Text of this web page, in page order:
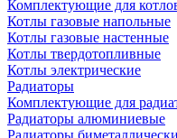
Комплектующие для
Котлы газовые напольные
Котлы газовые настенные
Котлы твердотопливные
Котлы электрические
Радиаторы
Комплектующие для
Радиаторы алюминиевые
Радиаторы